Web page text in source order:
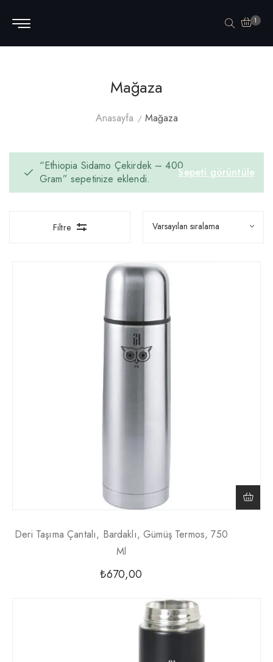
1
Mağaza
Anasayfa Mağaza
Sepeti görüntüle
“Ethiopia Sidamo Çekirdek – 400
Gram” sepetinize eklendi.
Filtre
Deri Taşıma Çantalı, Bardaklı, Gümüş Termos, 750
Ml
₺670,00